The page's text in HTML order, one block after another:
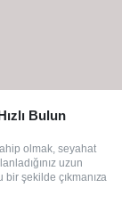
Bulun
olmak, seyahat
uzun
şekilde çıkmanıza